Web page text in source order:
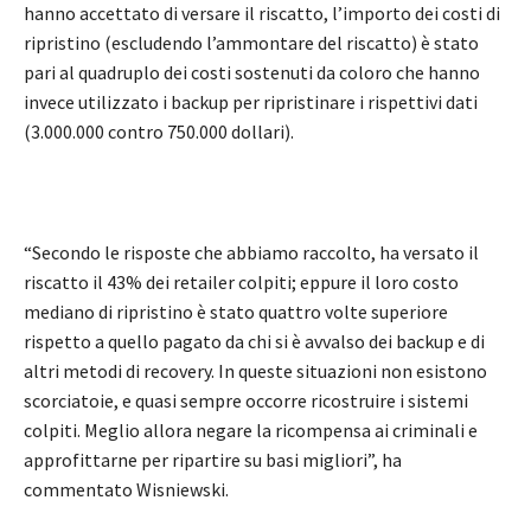
hanno accettato di versare il riscatto, l’importo dei costi di
ripristino (escludendo l’ammontare del riscatto) è stato
pari al quadruplo dei costi sostenuti da coloro che hanno
invece utilizzato i backup per ripristinare i rispettivi dati
(3.000.000 contro 750.000 dollari).
“Secondo le risposte che abbiamo raccolto, ha versato il
riscatto il 43% dei retailer colpiti; eppure il loro costo
mediano di ripristino è stato quattro volte superiore
rispetto a quello pagato da chi si è avvalso dei backup e di
altri metodi di recovery. In queste situazioni non esistono
scorciatoie, e quasi sempre occorre ricostruire i sistemi
colpiti. Meglio allora negare la ricompensa ai criminali e
approfittarne per ripartire su basi migliori”, ha
commentato Wisniewski.